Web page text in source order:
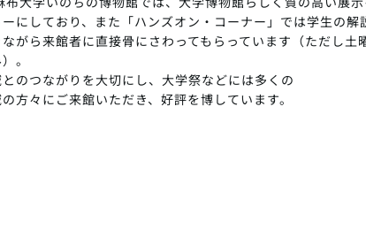
ーにしており、また「ハンズオン・コーナー」では学生の解
がら来館者に直接骨にさわってもらっています（ただし土
。
のつながりを大切にし、大学祭などには多くの
方々にご来館いただき、好評を博しています。